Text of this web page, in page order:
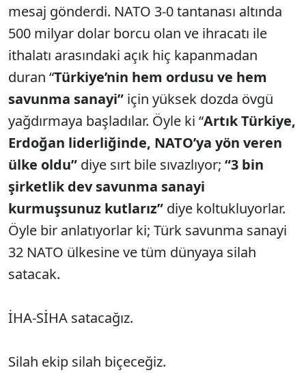
mesaj gönderdi. NATO 3-0 tantanası altında
500 milyar dolar borcu olan ve ihracatı ile
ithalatı arasındaki açık hiç kapanmadan
duran “Türkiye’nin hem ordusu ve hem
savunma sanayi” için yüksek dozda övgü
yağdırmaya başladılar. Öyle ki “Artık Türkiye,
Erdoğan liderliğinde, NATO’ya yön veren
ülke oldu” diye sırt bile sıvazlıyor; “3 bin
şirketlik dev savunma sanayi
kurmuşsunuz kutlarız” diye koltukluyorlar.
Öyle bir anlatıyorlar ki; Türk savunma sanayi
32 NATO ülkesine ve tüm dünyaya silah
satacak.
İHA-SİHA satacağız.
Silah ekip silah biçeceğiz.